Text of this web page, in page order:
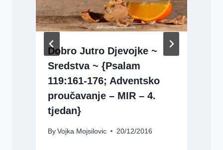
Dobro Jutro Djevojke ~
Sredstva ~ {Psalam
119:161-176; Adventsko
proučavanje – MIR – 4.
tjedan}
ByVojka Mojsilovic 20/12/2016